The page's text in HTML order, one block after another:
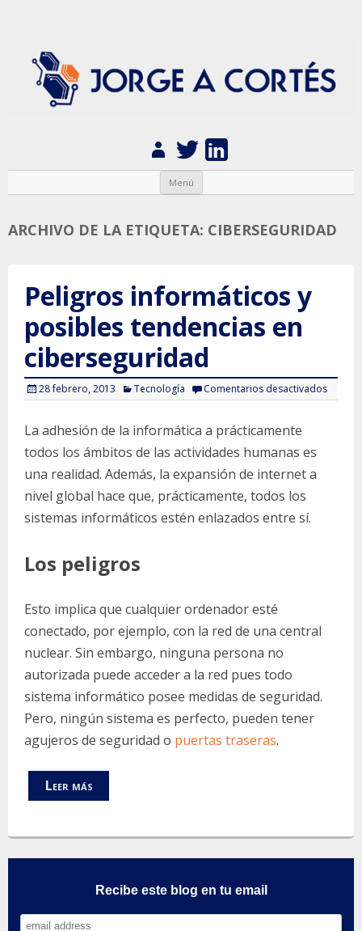
Menú Saltar al contenido
ARCHIVO DE LA ETIQUETA: CIBERSEGURIDAD
Peligros informáticos y
posibles tendencias en
ciberseguridad
28 febrero, 2013 Tecnología Comentarios desactivadosen
La adhesión de la informática a prácticamente
todos los ámbitos de las actividades humanas es
una realidad. Además, la expansión de internet a
nivel global hace que, prácticamente, todos los
sistemas informáticos estén enlazados entre sí.
Los peligros
Esto implica que cualquier ordenador esté
conectado, por ejemplo, con la red de una central
nuclear. Sin embargo, ninguna persona no
autorizada puede acceder a la red pues todo
sistema informático posee medidas de seguridad.
Pero, ningún sistema es perfecto, pueden tener
agujeros de seguridad o puertas traseras.
Leer más
Recibe este blog en tu email